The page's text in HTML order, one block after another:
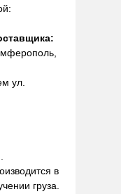
ул.
в
груза.